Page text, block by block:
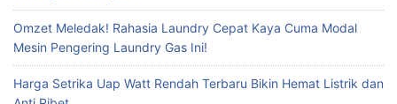
Omzet Meledak! Rahasia Laundry Cepat Kaya Cuma Modal
Mesin Pengering Laundry Gas Ini!
Harga Setrika Uap Watt Rendah Terbaru Bikin Hemat Listrik dan